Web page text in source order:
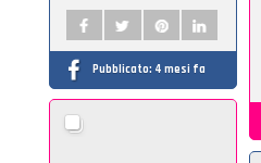
Pubblicato: 4 mesi fa